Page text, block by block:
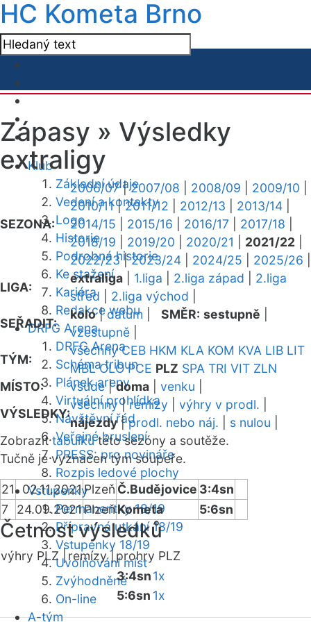
HC Kometa Brno
Klub
Základní údaje
Vedení a kontakty
Logo
Historie
Podrobná historie
Ke stažení
Kariéra
Redakce webu
DRFG Arena
DRFG Arena
Schéma tribun
Plánek areny
Virtuální prohlídka
Návštěvní řád
Veřejné bruslení
PRESS: pro novináře
Rozpis ledové plochy
Vstupenky
Permanentky 18/19
Přípravná utkání 18/19
Vstupenky 18/19
Uvolňování míst
Zvýhodněné
On-line
A-tým
Zápasy » Výsledky
extraligy
SEZONA:
2006/07|2007/08 2008/09 2009/10
2010/11|2011/12 2012/13 2013/14
2014/15
2015/16 2016/17 2017/18
2018/19
2019/20 2020/21 2021/22
2022/23|2023/24 2024/25 2025/26
LIGA:
extraliga 1.liga 2.liga západ
2.liga
střed
2.liga východ
SEŘADIT:
kolo|datum SMĚR: sestupně
vzestupně
TÝM:
všechny CEB HKM KLA KOM KVA LIB LIT
MBL OLO PCE PLZ SPA TRI VIT ZLN
MÍSTO:
všude|doma venku
VÝSLEDKY:
všechny|remízy výhry v prodl.
nájezdy|prodl. nebo náj. s nulou
Zobrazittabulkutéto sezóny a soutěže.
Tučně je vyznačen tým soupeře.
21 02.11.2021Plzeň Č.Budějovice 3:4sn
7
24.09.2021PlzeňKometa 5:6sn
Četnost výsledků
výhry PLZ | remízy | prohry PLZ
3:4sn1x
5:6sn 1x